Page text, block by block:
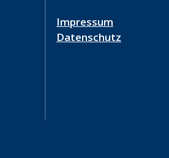
Impressum
Datenschutz